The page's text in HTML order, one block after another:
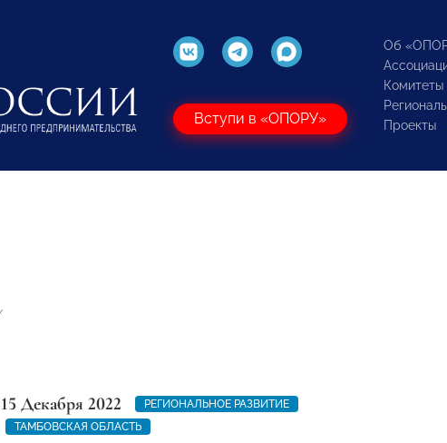
Вступи в «ОПОРУ»
Об
Проекты
15 Декабря 2022
РЕГИОНАЛЬНОЕ РАЗВИТИЕ
ТАМБОВСКАЯ ОБЛАСТЬ